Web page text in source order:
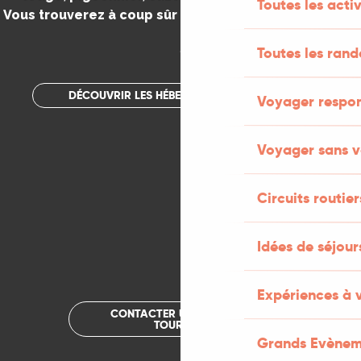
Toutes les
Toutes les
Voyager
Voyager sans
Circuits
Idées de
Expériences à
Grands
Vous trouverez à coup sûr votre bonheur dans le Lot.
.
DÉCOUVRIR LES HÉBERGEMENTS INSOLITES
CONTACTER UN OFFICE DE
TOURISME